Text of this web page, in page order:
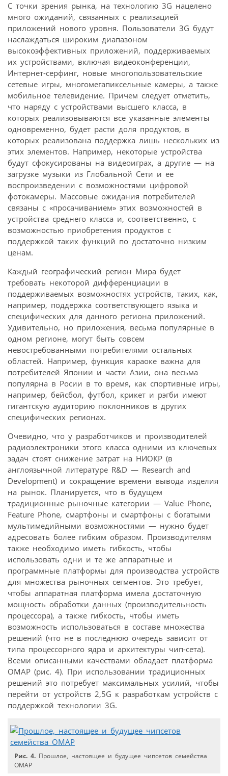
С точки зрения рынка, на технологию 3G нацелено
много ожиданий, связанных с реализацией
приложений нового уровня. Пользователи 3G будут
наслаждаться широким диапазоном
высокоэффективных приложений, поддерживаемых
их устройствами, включая видеоконференции,
Интернет-серфинг, новые многопользовательские
сетевые игры, многомегапиксельные камеры, а также
мобильное телевидение. Причем следует отметить,
что наряду с устройствами высшего класса, в
которых реализовываются все указанные элементы
одновременно, будет расти доля продуктов, в
которых реализована поддержка лишь нескольких из
этих элементов. Например, некоторые устройства
будут сфокусированы на видеоиграх, а другие — на
загрузке музыки из Глобальной Сети и ее
воспроизведении с возможностями цифровой
фотокамеры. Массовые ожидания потребителей
связаны с «просачиванием» этих возможностей в
устройства среднего класса и, соответственно, с
возможностью приобретения продуктов с
поддержкой таких функций по достаточно низким
ценам.
Каждый географический регион Мира будет
требовать некоторой дифференциации в
поддерживаемых возможностях устройств, таких, как,
например, поддержка соответствующего языка и
специфических для данного региона приложений.
Удивительно, но приложения, весьма популярные в
одном регионе, могут быть совсем
невостребованными потребителями остальных
областей. Например, функция караоке важна для
потребителей Японии и части Азии, она весьма
популярна в Росии в то время, как спортивные игры,
например, бейсбол, футбол, крикет и рэгби имеют
гигантскую аудиторию поклонников в других
специфических регионах.
Очевидно, что у разработчиков и производителей
радиоэлектроники этого класса одними из ключевых
задач стоят снижение затрат на НИОКР (в
англоязычной литературе R&D — Research and
Development) и сокращение времени вывода изделия
на рынок. Планируется, что в будущем
традиционные рыночные категории — Value Phone,
Feature Phone, смартфоны и смартфоны с богатыми
мультимедийными возможностями — нужно будет
адресовать более гибким образом. Производителям
также необходимо иметь гибкость, чтобы
использовать одни и те же аппаратные и
программные платформы для производства устройств
для множества рыночных сегментов. Это требует,
чтобы аппаратная платформа имела достаточную
мощность обработки данных (производительность
процессора), а также гибкость, чтобы иметь
возможность использоваться в составе множества
решений (что не в последнюю очередь зависит от
типа процессорного ядра и архитектуры чип-сета).
Всеми описанными качествами обладает платформа
OMAP (рис. 4). При использовании традиционных
решений это потребует максимальных усилий, чтобы
перейти от устройств 2,5G к разработкам устройств с
поддержкой технологии 3G.
Рис. 4. Прошлое, настоящее и будущее чипсетов семейства
OMAP